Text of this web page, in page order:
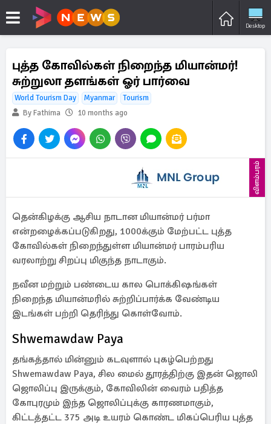
Desktop
புத்த கோவில்கள் நிறைந்த மியான்மர்!
சுற்றுலா தளங்கள் ஓர் பார்வை
World Tourism Day Myanmar
Tourism
By Fathima
10 months ago
விளம்பரம்
தென்கிழக்கு ஆசிய நாடான மியான்மர் பர்மா
என்றழைக்கப்படுகிறது, 1000க்கும் மேற்பட்ட புத்த
கோவில்கள் நிறைந்துள்ள மியான்மர் பாரம்பரிய
வரலாற்று சிறப்பு மிகுந்த நாடாகும்.
நவீன மற்றும் பண்டைய கால பொக்கிஷங்கள்
நிறைந்த மியான்மரில் சுற்றிப்பார்க்க வேண்டிய
இடங்கள் பற்றி தெரிந்து கொள்வோம்.
Shwemawdaw Paya
தங்கத்தால் மின்னும் கடவுளால் புகழ்பெற்றது
Shwemawdaw Paya, சில மைல் தூரத்திற்கு இதன் ஜொலி
ஜொலிப்பு இருக்கும், கோவிலின் வைரம் பதித்த
கோபுரமும் இந்த ஜொலிப்புக்கு காரணமாகும்,
கிட்டத்தட்ட 375 அடி உயரம் கொண்ட மிகப்பெரிய புத்த